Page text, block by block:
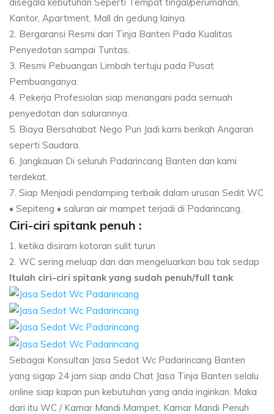
Kantor, Apartment, Mall dn gedung lainya.
2. Bergaransi Resmi dari Tinja Banten Pada Kualitas
Penyedotan sampai Tuntas.
3. Resmi Pebuangan Limbah tertuju pada Pusat
Pembuanganya.
4. Pekerja Profesiolan siap menangani pada semuah
penyedotan dan salurannya.
5. Biaya Bersahabat Nego Pun Jadi kami berikah Angaran
seperti Saudara.
6. Jangkauan Di seluruh Padarincang Banten dan kami
terdekat.
7. Siap Menjadi pendamping terbaik dalam urusan Sedit WC
• Sepiteng • saluran air mampet terjadi di Padarincang.
Ciri-ciri spitank penuh :
1. ketika disiram kotoran sulit turun
2. WC sering meluap dan dan mengeluarkan bau tak sedap
Itulah ciri-ciri spitank yang sudah penuh/full tank
Sebagai Konsultan Jasa Sedot Wc Padarincang Banten
yang sigap 24 jam siap anda Chat Jasa Tinja Banten selalu
online siap kapan pun kebutuhan yang anda inginkan. Maka
dari itu WC / Kamar Mandi Mampet, Kamar Mandi Penuh